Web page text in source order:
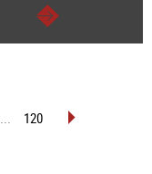
continue
... 120 scroll